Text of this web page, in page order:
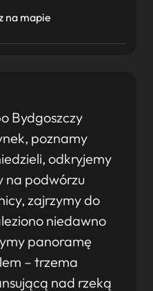
Bydgoszczy
poznamy
odkryjemy
na podwórzu
zajrzymy do
niedawno
panoramę
– trzema
nad rzeką
na mapie